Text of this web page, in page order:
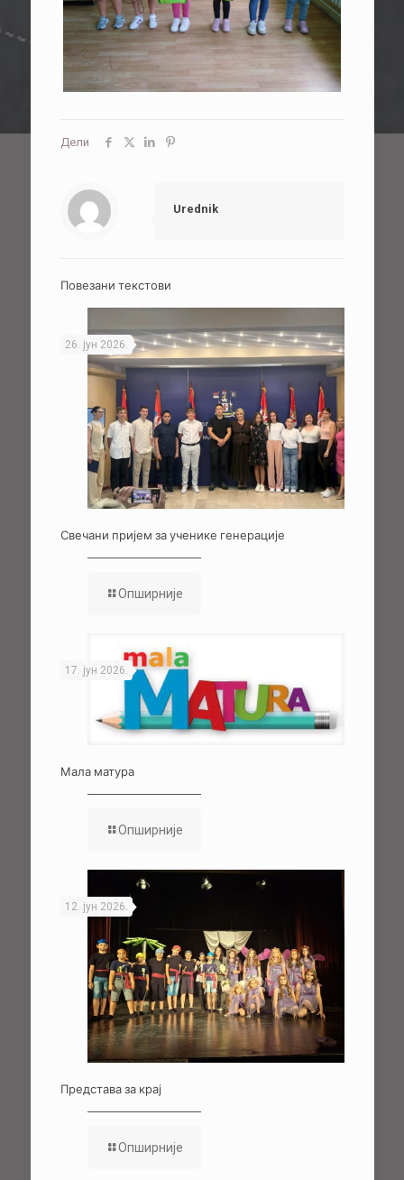
Дели
Urednik
Повезани текстови
26. јун 2026.
Свечани пријем за ученике генерације
Опширније
17. јун 2026.
Мала матура
Опширније
12. јун 2026.
Представа за крај
Опширније